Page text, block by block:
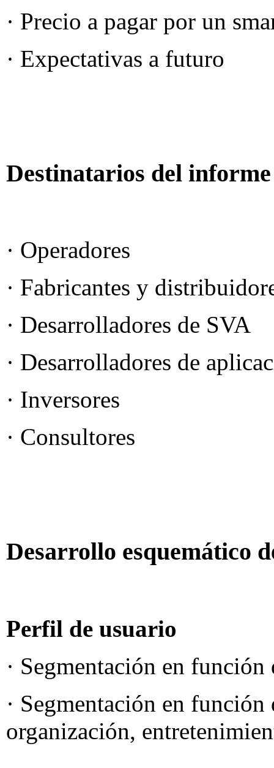
· Precio a pagar por un
· Expectativas a futuro
Destinatarios del informe
· Operadores
· Fabricantes y
· Desarrolladores de SVA
· Desarrolladores de
· Inversores
· Consultores
Desarrollo esquemático
Perfil de usuario
· Segmentación en
· Segmentación en
organización,